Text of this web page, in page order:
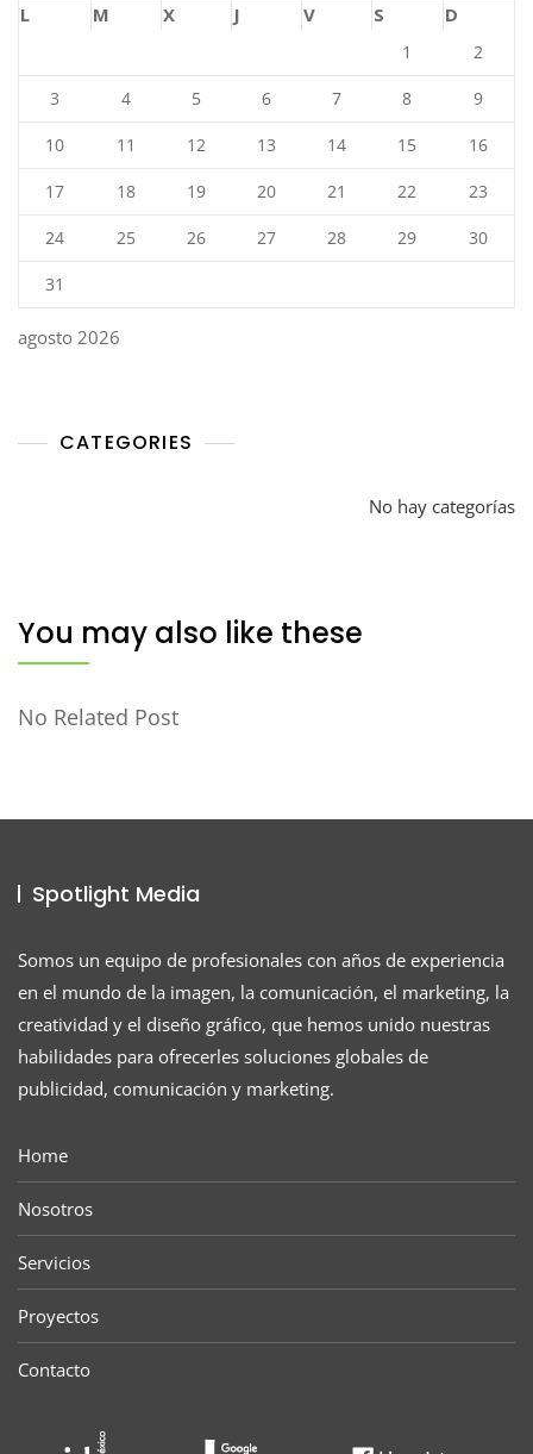
agosto 2026
L M X J V S D
1 2
3 4 5 6 7 8 9
10 11 12 13 14 15 16
17 18 19 20 21 22 23
24 25 26 27 28 29 30
31
CATEGORIES
No hay categorías
You may also like these
No Related Post
Spotlight Media
Somos un equipo de profesionales con años de experiencia
en el mundo de la imagen, la comunicación, el marketing, la
creatividad y el diseño gráfico, que hemos unido nuestras
habilidades para ofrecerles soluciones globales de
publicidad, comunicación y marketing.
Home
Nosotros
Servicios
Proyectos
Contacto